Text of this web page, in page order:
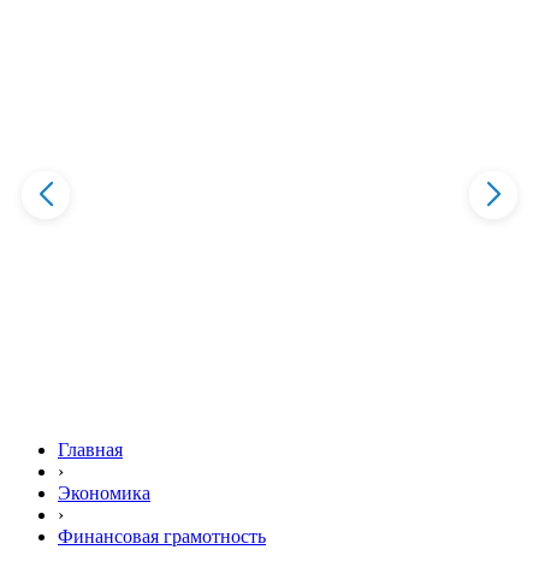
Главная
›
Экономика
›
Финансовая грамотность